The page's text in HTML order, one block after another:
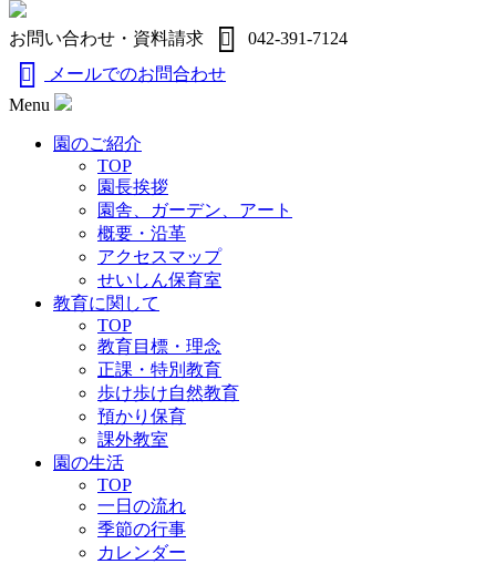
お問い合わせ・資料請求
042-391-7124
メールでのお問合わせ
Menu
園のご紹介
TOP
園長挨拶
園舎、ガーデン、アート
概要・沿革
アクセスマップ
せいしん保育室
教育に関して
TOP
教育目標・理念
正課・特別教育
歩け歩け自然教育
預かり保育
課外教室
園の生活
TOP
一日の流れ
季節の行事
カレンダー